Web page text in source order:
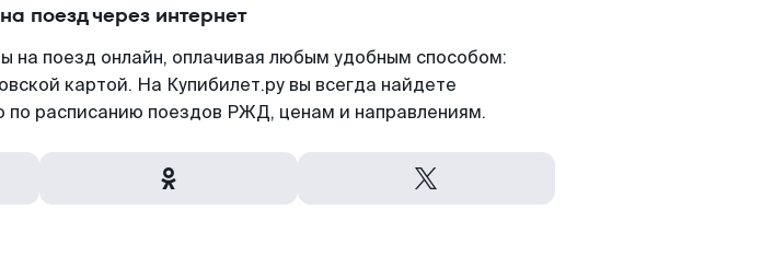
поезд через интернет
на поезд онлайн, оплачивая любым удобным способом:
картой. На Купибилет.ру вы всегда найдете
по расписанию поездов РЖД, ценам и направлениям.